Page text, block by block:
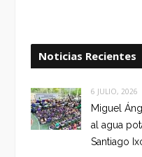
Noticias Recientes
6 JULIO, 2026
Miguel
al agua
Santiago